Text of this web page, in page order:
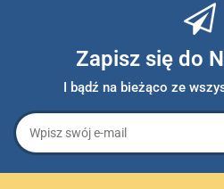
Zapisz się do
I bądź na bieżąco ze